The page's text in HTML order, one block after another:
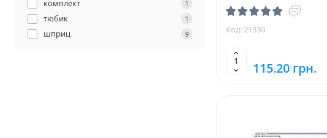
комплект 1
тюбик 1
шприц 9 Код: 21330
115.20 грн.